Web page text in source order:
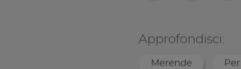
Approfondisci:
Merende